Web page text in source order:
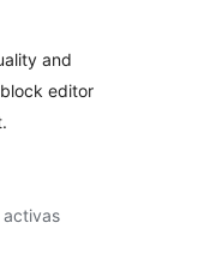
and
editor
activas